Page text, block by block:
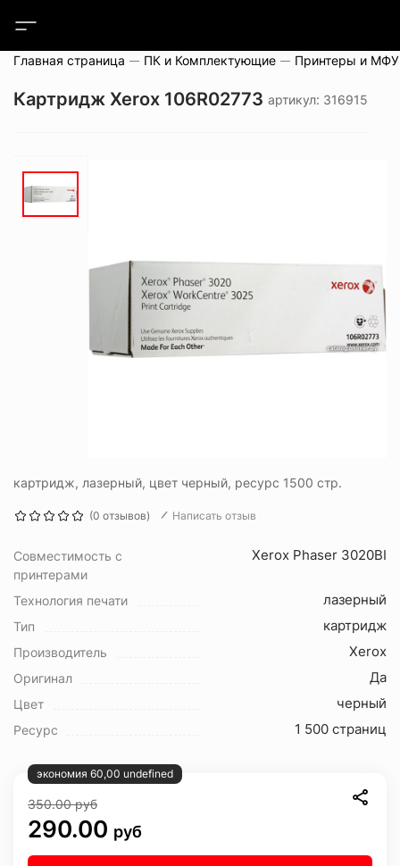
Главная страница ПК и Комплектующие Принтеры и МФУ
Картридж Xerox 106R02773 артикул: 316915
картридж, лазерный, цвет черный, ресурс 1500 стр.
(0 отзывов) Написать отзыв
Совместимость с
принтерами
Xerox Phaser 3020BI
Технология печати лазерный
Тип картридж
Производитель Xerox
Оригинал Да
Цвет черный
Ресурс 1 500 страниц
экономия 60,00 undefined
350.00руб
290.00 руб